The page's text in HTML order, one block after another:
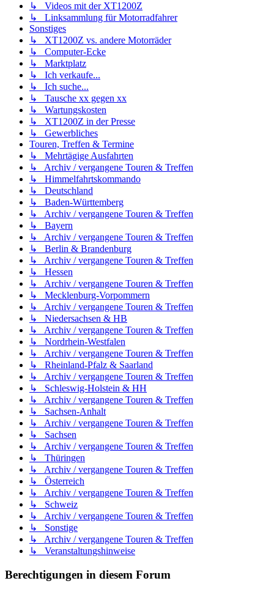
↳ Videos mit der XT1200Z
↳ Linksammlung für Motorradfahrer
Sonstiges
↳ XT1200Z vs. andere Motorräder
↳ Computer-Ecke
↳ Marktplatz
↳ Ich verkaufe...
↳ Ich suche...
↳ Tausche xx gegen xx
↳ Wartungskosten
↳ XT1200Z in der Presse
↳ Gewerbliches
Touren, Treffen & Termine
↳ Mehrtägige Ausfahrten
↳ Archiv / vergangene Touren & Treffen
↳ Himmelfahrtskommando
↳ Deutschland
↳ Baden-Württemberg
↳ Archiv / vergangene Touren & Treffen
↳ Bayern
↳ Archiv / vergangene Touren & Treffen
↳ Berlin & Brandenburg
↳ Archiv / vergangene Touren & Treffen
↳ Hessen
↳ Archiv / vergangene Touren & Treffen
↳ Mecklenburg-Vorpommern
↳ Archiv / vergangene Touren & Treffen
↳ Niedersachsen & HB
↳ Archiv / vergangene Touren & Treffen
↳ Nordrhein-Westfalen
↳ Archiv / vergangene Touren & Treffen
↳ Rheinland-Pfalz & Saarland
↳ Archiv / vergangene Touren & Treffen
↳ Schleswig-Holstein & HH
↳ Archiv / vergangene Touren & Treffen
↳ Sachsen-Anhalt
↳ Archiv / vergangene Touren & Treffen
↳ Sachsen
↳ Archiv / vergangene Touren & Treffen
↳ Thüringen
↳ Archiv / vergangene Touren & Treffen
↳ Österreich
↳ Archiv / vergangene Touren & Treffen
↳ Schweiz
↳ Archiv / vergangene Touren & Treffen
↳ Sonstige
↳ Archiv / vergangene Touren & Treffen
↳ Veranstaltungshinweise
Berechtigungen in diesem Forum